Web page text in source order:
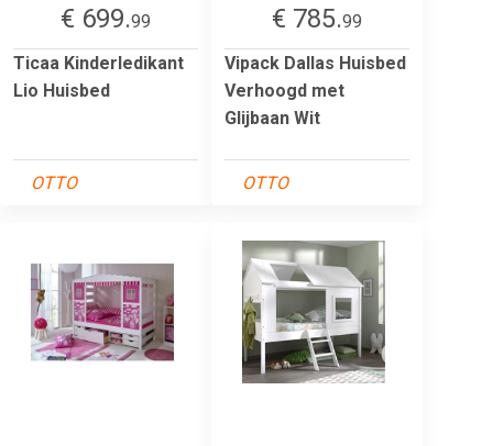
€ 699.99
Ticaa Kinderledikant
Lio Huisbed
OTTO
€ 785.99
Vipack Dallas Huisbed
Verhoogd met
Glijbaan Wit
OTTO